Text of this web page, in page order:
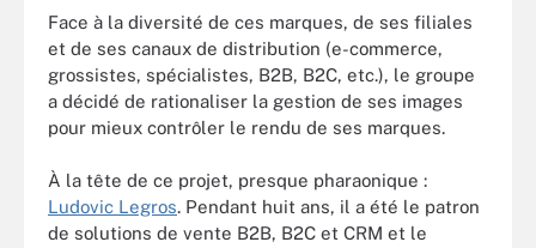
Face à la diversité de ces marques, de ses filiales
et de ses canaux de distribution (e-commerce,
grossistes, spécialistes, B2B, B2C, etc.), le groupe
a décidé de rationaliser la gestion de ses images
pour mieux contrôler le rendu de ses marques.
À la tête de ce projet, presque pharaonique :
Ludovic Legros. Pendant huit ans, il a été le patron
de solutions de vente B2B, B2C et CRM et le